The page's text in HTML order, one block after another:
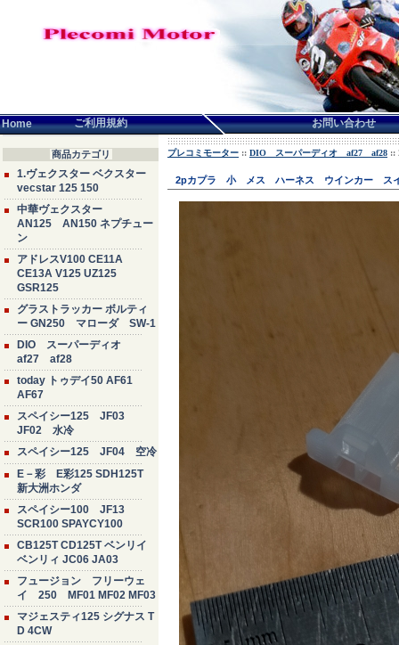
Home ご利用規約 お問い合わせ
商品カテゴリ
1.ヴェクスター ベクスター
vecstar 125 150
中華ヴェクスター
AN125 AN150 ネプチュー
ン
アドレスV100 CE11A
CE13A V125 UZ125
GSR125
グラストラッカー ボルティ
ー GN250 マローダ SW-1
DIO スーパーディオ
af27 af28
today トゥデイ50 AF61
AF67
スペイシー125 JF03
JF02 水冷
スペイシー125 JF04 空冷
E－彩 E彩125 SDH125T
新大洲ホンダ
スペイシー100 JF13
SCR100 SPAYCY100
CB125T CD125T ベンリイ
ベンリィ JC06 JA03
フュージョン フリーウェ
イ 250 MF01 MF02 MF03
マジェスティ125 シグナス T
D 4CW
プレコミモーター :: DIO スーパーディオ af27 af28 ::
2pカプラ 小 メス ハーネス ウインカー ス